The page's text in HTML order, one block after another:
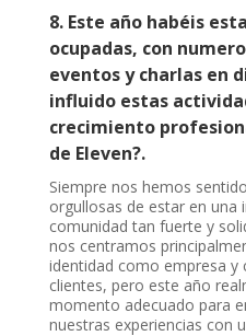
8. Este año habéis
ocupadas, con
eventos y charlas en
influido estas
crecimiento
de Eleven?.
Siempre nos hemos
orgullosas de estar en una
comunidad tan fuerte y
nos centramos
identidad como empresa y
clientes, pero este año
momento adecuado para
nuestras experiencias con